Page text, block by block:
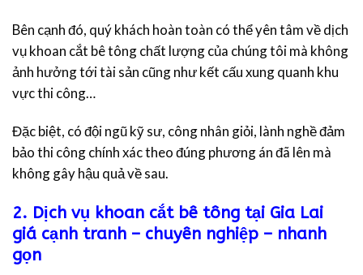
Bên cạnh đó, quý khách hoàn toàn có thể yên tâm về dịch
vụ khoan cắt bê tông chất lượng của chúng tôi mà không
ảnh hưởng tới tài sản cũng như kết cấu xung quanh khu
vực thi công…
Đặc biệt, có đội ngũ kỹ sư, công nhân giỏi, lành nghề đảm
bảo thi công chính xác theo đúng phương án đã lên mà
không gây hậu quả về sau.
2. Dịch vụ khoan cắt bê tông tại Gia Lai
giá cạnh tranh – chuyên nghiệp – nhanh
gọn